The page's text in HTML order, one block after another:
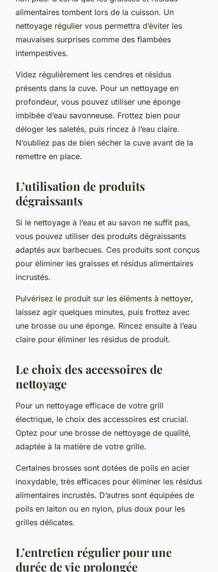
alimentaires tombent lors de la cuisson. Un
nettoyage régulier vous permettra d’éviter les
mauvaises surprises comme des flambées
intempestives.
Videz régulièrement les cendres et résidus
présents dans la cuve. Pour un nettoyage en
profondeur, vous pouvez utiliser une éponge
imbibée d’eau savonneuse. Frottez bien pour
déloger les saletés, puis rincez à l’eau claire.
N’oubliez pas de bien sécher la cuve avant de la
remettre en place.
L’utilisation de produits
dégraissants
Si le nettoyage à l’eau et au savon ne suffit pas,
vous pouvez utiliser des produits dégraissants
adaptés aux barbecues. Ces produits sont conçus
pour éliminer les graisses et résidus alimentaires
incrustés.
Pulvérisez le produit sur les éléments à nettoyer,
laissez agir quelques minutes, puis frottez avec
une brosse ou une éponge. Rincez ensuite à l’eau
claire pour éliminer les résidus de produit.
Le choix des accessoires de
nettoyage
Pour un nettoyage efficace de votre grill
électrique, le choix des accessoires est crucial.
Optez pour une brosse de nettoyage de qualité,
adaptée à la matière de votre grille.
Certaines brosses sont dotées de poils en acier
inoxydable, très efficaces pour éliminer les résidus
alimentaires incrustés. D’autres sont équipées de
poils en laiton ou en nylon, plus doux pour les
grilles délicates.
L’entretien régulier pour une
durée de vie prolongée